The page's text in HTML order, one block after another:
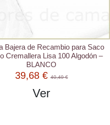
Bajera de Recambio para Saco
Cremallera Lisa 100 Algodón –
BLANCO
39,68 €40,49 €
Ver